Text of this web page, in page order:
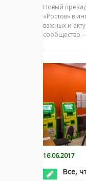
Новый
«Ростов» в
важных и
сообщество
16.06.2017
Все,